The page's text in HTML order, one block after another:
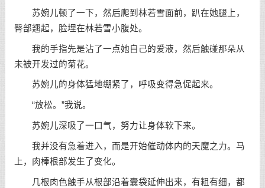
苏婉儿顿了一下，然后爬到林若雪面前，趴在她腿上，
臀部翘起，脸埋在林若雪小腹处。
我的手指先是沾了一点她自己的爱液，然后触碰那朵从
未被开发过的菊花。
苏婉儿的身体猛地绷紧了，呼吸变得急促起来。
“放松。”我说。
苏婉儿深吸了一口气，努力让身体软下来。
我并没有急着进入，而是开始催动体内的天魔之力。马
上，肉棒根部发生了变化。
几根肉色触手从根部沿着囊袋延伸出来，有粗有细，都